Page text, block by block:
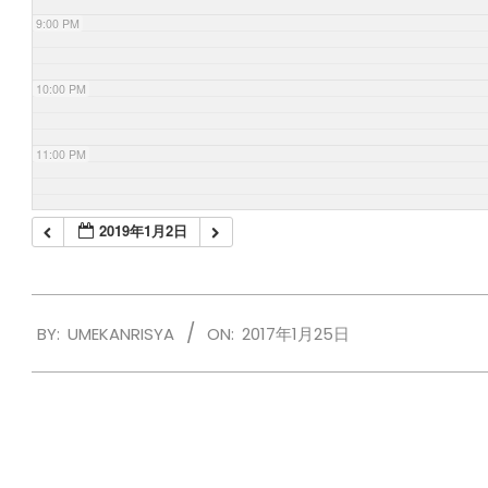
9:00 PM
10:00 PM
11:00 PM
2019年1月2日
01-
BY: UMEKANRISYA ON: 2017年1月25日